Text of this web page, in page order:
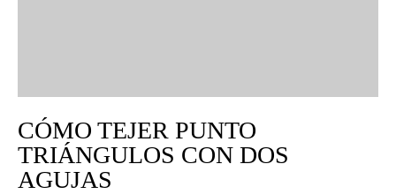
CÓMO TEJER PUNTO
TRIÁNGULOS CON DOS
AGUJAS